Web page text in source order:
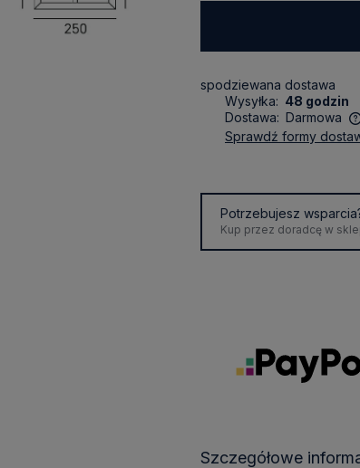
spodziewana dostawa
Wysyłka: 48 godzin
Dostawa: Darmowa
sprawdź formy
Potrzebujesz
Kup przez doradcę w
Szczegółowe